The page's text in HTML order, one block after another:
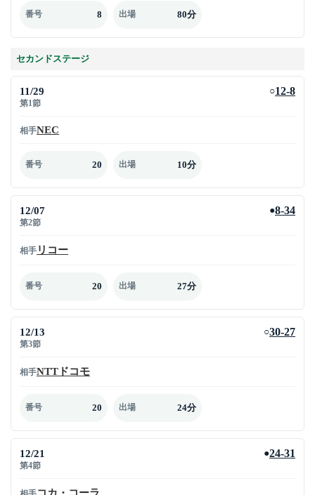
番号 8 出場 80分
セカンドステージ
11/29
第1節
○12-8
相手NEC
番号 20 出場 10分
12/07
第2節
●8-34
相手 リコー
番号 20 出場 27分
12/13
第3節
○30-27
相手NTTドコモ
番号 20 出場 24分
12/21
第4節
●24-31
相手コカ・コーラ